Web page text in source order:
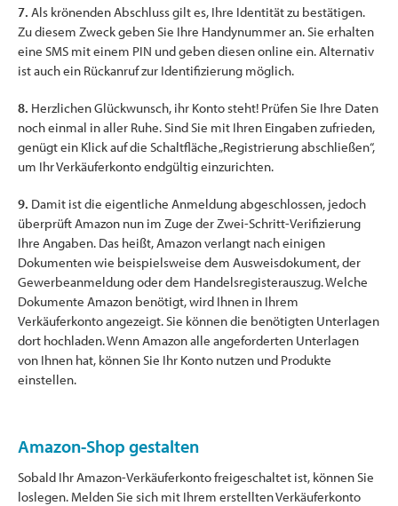
7. Als krönenden Abschluss gilt es, Ihre Identität zu bestätigen.
Zu diesem Zweck geben Sie Ihre Handynummer an. Sie erhalten
eine SMS mit einem PIN und geben diesen online ein. Alternativ
ist auch ein Rückanruf zur Identifizierung möglich.
8. Herzlichen Glückwunsch, ihr Konto steht! Prüfen Sie Ihre Daten
noch einmal in aller Ruhe. Sind Sie mit Ihren Eingaben zufrieden,
genügt ein Klick auf die Schaltfläche „Registrierung abschließen“,
um Ihr Verkäuferkonto endgültig einzurichten.
9. Damit ist die eigentliche Anmeldung abgeschlossen, jedoch
überprüft Amazon nun im Zuge der Zwei-Schritt-Verifizierung
Ihre Angaben. Das heißt, Amazon verlangt nach einigen
Dokumenten wie beispielsweise dem Ausweisdokument, der
Gewerbeanmeldung oder dem Handelsregisterauszug. Welche
Dokumente Amazon benötigt, wird Ihnen in Ihrem
Verkäuferkonto angezeigt. Sie können die benötigten Unterlagen
dort hochladen. Wenn Amazon alle angeforderten Unterlagen
von Ihnen hat, können Sie Ihr Konto nutzen und Produkte
einstellen.
Amazon-Shop gestalten
Sobald Ihr Amazon-Verkäuferkonto freigeschaltet ist, können Sie
loslegen. Melden Sie sich mit Ihrem erstellten Verkäuferkonto